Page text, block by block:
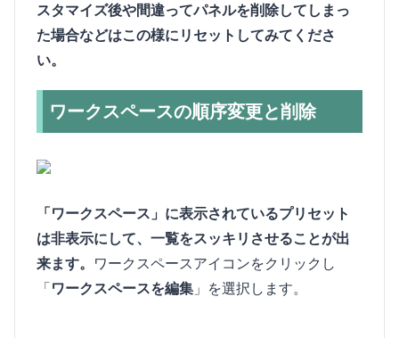
スタマイズ後や間違ってパネルを削除してしまっ
た場合などはこの様にリセットしてみてくださ
い。
ワークスペースの順序変更と削除
「ワークスペース」に表示されているプリセット
は非表示にして、一覧をスッキリさせることが出
来ます。 ワークスペースアイコンをクリックし
「ワークスペースを編集 」を選択します。